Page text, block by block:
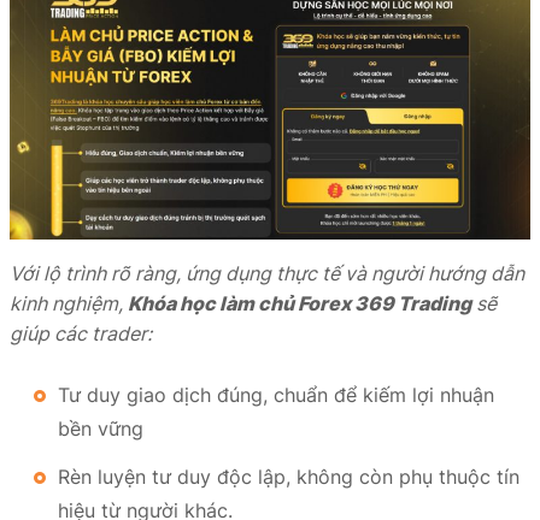
Với lộ trình rõ ràng, ứng dụng thực tế và người hướng dẫn
kinh nghiệm, Khóa học làm chủ Forex 369 Tradingsẽ
giúp các trader:
Tư duy giao dịch đúng, chuẩn để kiếm lợi nhuận
bền vững
Rèn luyện tư duy độc lập, không còn phụ thuộc tín
hiệu từ người khác.